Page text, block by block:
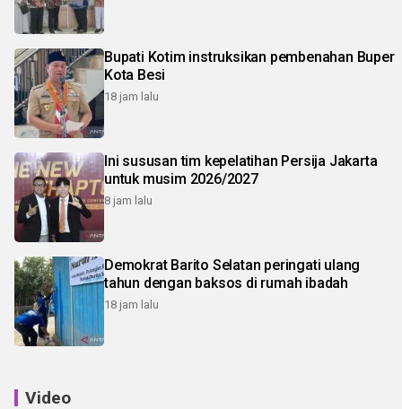
Bupati Kotim instruksikan pembenahan Buper
Kota Besi
18 jam lalu
Ini sususan tim kepelatihan Persija Jakarta
untuk musim 2026/2027
8 jam lalu
Demokrat Barito Selatan peringati ulang
tahun dengan baksos di rumah ibadah
18 jam lalu
Video